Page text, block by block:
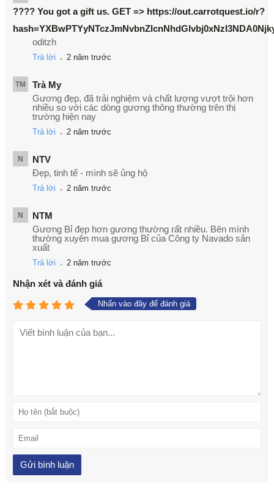
???? You got a gift us. GЕТ => https://out.carrotquest.io/r?
oditzh
Trả lời . 2 năm trước
TM
Trà My
Gương đẹp, đã trải nghiệm và chất lượng vượt trội hơn
nhiều so với các dòng gương thông thường trên thị
trường hiện nay
Trả lời . 2 năm trước
N
NTV
Đẹp, tinh tế - mình sẽ ủng hộ
Trả lời . 2 năm trước
N
NTM
Gương Bỉ đẹp hơn gương thường rất nhiều. Bên mình
thường xuyên mua gương Bỉ của Công ty Navado sản
xuất
Trả lời . 2 năm trước
Nhận xét và đánh giá
Nhấn vào đây để đánh giá